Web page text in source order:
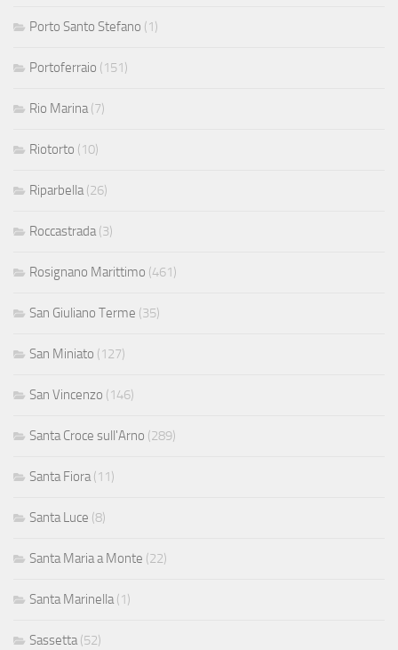
Porto Santo Stefano (1)
Portoferraio (151)
Rio Marina (7)
Riotorto (10)
Riparbella (26)
Roccastrada (3)
Rosignano Marittimo (461)
San Giuliano Terme (35)
San Miniato (127)
San Vincenzo (146)
Santa Croce sull'Arno (289)
Santa Fiora (11)
Santa Luce (8)
Santa Maria a Monte (22)
Santa Marinella (1)
Sassetta (52)